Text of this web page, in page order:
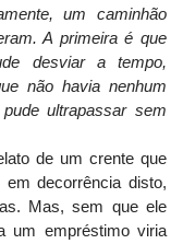
um caminhão
A primeira é que
desviar a tempo,
não havia nenhum
ultrapassar sem
de um crente que
decorrência disto,
Mas, sem que ele
um empréstimo viria